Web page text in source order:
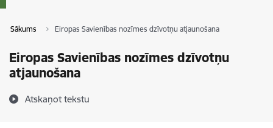
Sākums Eiropas Savienības nozīmes dzīvotņu atjaunošana
Eiropas Savienības nozīmes dzīvotņu
atjaunošana
Atskaņot tekstu